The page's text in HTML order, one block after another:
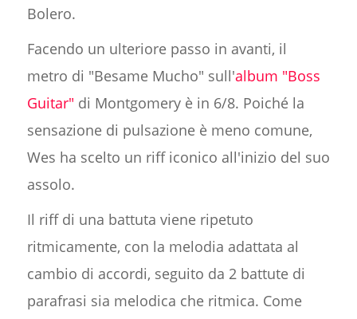
Bolero.
Facendo un ulteriore passo in avanti, il
metro di "Besame Mucho" sull'album "Boss
Guitar" di Montgomery è in 6/8. Poiché la
sensazione di pulsazione è meno comune,
Wes ha scelto un riff iconico all'inizio del suo
assolo.
Il riff di una battuta viene ripetuto
ritmicamente, con la melodia adattata al
cambio di accordi, seguito da 2 battute di
parafrasi sia melodica che ritmica. Come